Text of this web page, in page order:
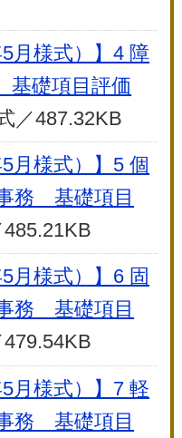
5月様式）】4 障
礎項目評価
／487.32KB
月様式）】5 個
務 基礎項目
月様式）】6 固
務 基礎項目
5月様式）】7 軽
務 基礎項目